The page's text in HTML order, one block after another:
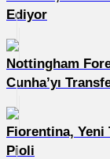
Ediyor
Nottingham
Cunha’yı
Fiorentina, Yeni
Pioli